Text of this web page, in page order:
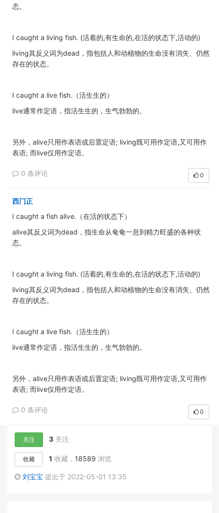
态。
I caught a living fish. (活着的,有生命的,在活的状态下,活动的)
living其反义词为dead，指包括人和动植物的生命没有消失、仍然
存在的状态。
I caught a live fish.（活生生的）
live通常作定语，指活生生的，生气勃勃的。
另外，alive只用作表语或后置定语; living既可用作定语,又可用作
表语; 而live仅用作定语。
0 条评论 0
西门正
I caught a fish alive.（在活的状态下）
alive其反义词为dead，指生命从奄奄一息到精力旺盛的各种状
态。
I caught a living fish. (活着的,有生命的,在活的状态下,活动的)
living其反义词为dead，指包括人和动植物的生命没有消失、仍然
存在的状态。
I caught a live fish.（活生生的）
live通常作定语，指活生生的，生气勃勃的。
另外，alive只用作表语或后置定语; living既可用作定语,又可用作
表语; 而live仅用作定语。
0 条评论 0
关注 3 关注
收藏 1 收藏， 18589 浏览
刘宝宝 提出于 2022-05-01 13:35